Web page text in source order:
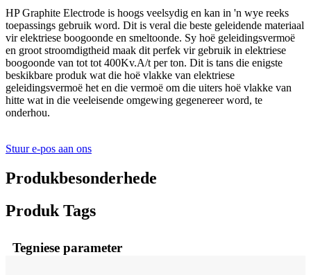
HP Graphite Electrode is hoogs veelsydig en kan in 'n wye reeks
toepassings gebruik word. Dit is veral die beste geleidende materiaal
vir elektriese boogoonde en smeltoonde. Sy hoë geleidingsvermoë
en groot stroomdigtheid maak dit perfek vir gebruik in elektriese
boogoonde van tot tot 400Kv.A/t per ton. Dit is tans die enigste
beskikbare produk wat die hoë vlakke van elektriese
geleidingsvermoë het en die vermoë om die uiters hoë vlakke van
hitte wat in die veeleisende omgewing gegenereer word, te
onderhou.
Stuur e-pos aan ons
Produkbesonderhede
Produk Tags
Tegniese parameter